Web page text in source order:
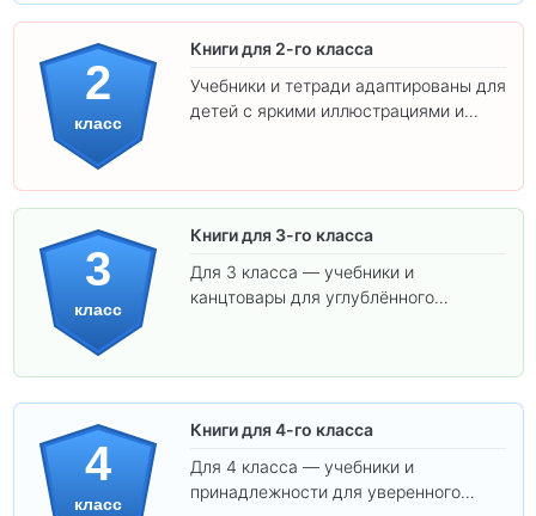
2
класс
Книги для 2-го класса
Учебники и тетради адаптированы для
детей с яркими иллюстрациями и
3
класс
Книги для 3-го класса
Для 3 класса — учебники и
канцтовары для углублённого
4
класс
Книги для 4-го класса
Для 4 класса — учебники и
принадлежности для уверенного